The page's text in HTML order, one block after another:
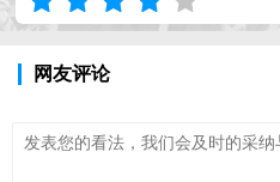
网友评论